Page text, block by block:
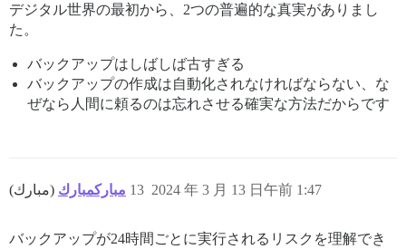
デジタル世界の最初から、2つの普遍的な真実がありまし
た。
バックアップはしばしば古すぎる
バックアップの作成は自動化されなければならない、な
ぜなら人間に頼るのは忘れさせる確実な方法だからです
مباركمبارك 2024 年 3 月 13 日午前 1:47
13
バックアップが24時間ごとに実行されるリスクを理解でき